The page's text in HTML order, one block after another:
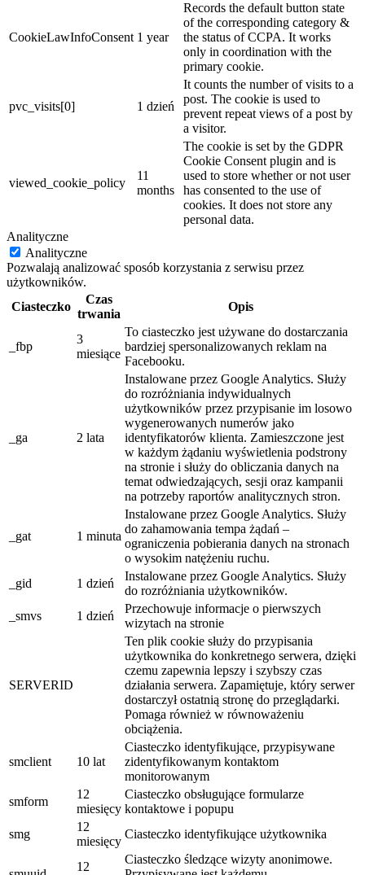
CookieLawInfoConsent 1 year
Records the default button state
of the corresponding category &
the status of CCPA. It works
only in coordination with the
primary cookie.
pvc_visits[0] 1 dzień
It counts the number of visits to a
post. The cookie is used to
prevent repeat views of a post by
a visitor.
viewed_cookie_policy
11
months
The cookie is set by the GDPR
Cookie Consent plugin and is
used to store whether or not user
has consented to the use of
cookies. It does not store any
personal data.
Analityczne
Analityczne
Pozwalają analizować sposób korzystania z serwisu przez
użytkowników.
Ciasteczko
Czas
trwania
Opis
_fbp
3
miesiące
To ciasteczko jest używane do dostarczania
bardziej spersonalizowanych reklam na
Facebooku.
_ga 2 lata
Instalowane przez Google Analytics. Służy
do rozróżniania indywidualnych
użytkowników przez przypisanie im losowo
wygenerowanych numerów jako
identyfikatorów klienta. Zamieszczone jest
w każdym żądaniu wyświetlenia podstrony
na stronie i służy do obliczania danych na
temat odwiedzających, sesji oraz kampanii
na potrzeby raportów analitycznych stron.
_gat 1 minuta
Instalowane przez Google Analytics. Służy
do zahamowania tempa żądań –
ograniczenia pobierania danych na stronach
o wysokim natężeniu ruchu.
_gid
1 dzień
Instalowane przez Google Analytics. Służy
do rozróżniania użytkowników.
_smvs
1 dzień
Przechowuje informacje o pierwszych
wizytach na stronie
SERVERID
Ten plik cookie służy do przypisania
użytkownika do konkretnego serwera, dzięki
czemu zapewnia lepszy i szybszy czas
działania serwera. Zapamiętuje, który serwer
dostarczył ostatnią stronę do przeglądarki.
Pomaga również w równoważeniu
obciążenia.
smclient 10 lat
Ciasteczko identyfikujące, przypisywane
zidentyfikowanym kontaktom
monitorowanym
smform
12
miesięcy
Ciasteczko obsługujące formularze
kontaktowe i popupu
smg
12
miesięcy
Ciasteczko identyfikujące użytkownika
12
Ciasteczko śledzące wizyty anonimowe.